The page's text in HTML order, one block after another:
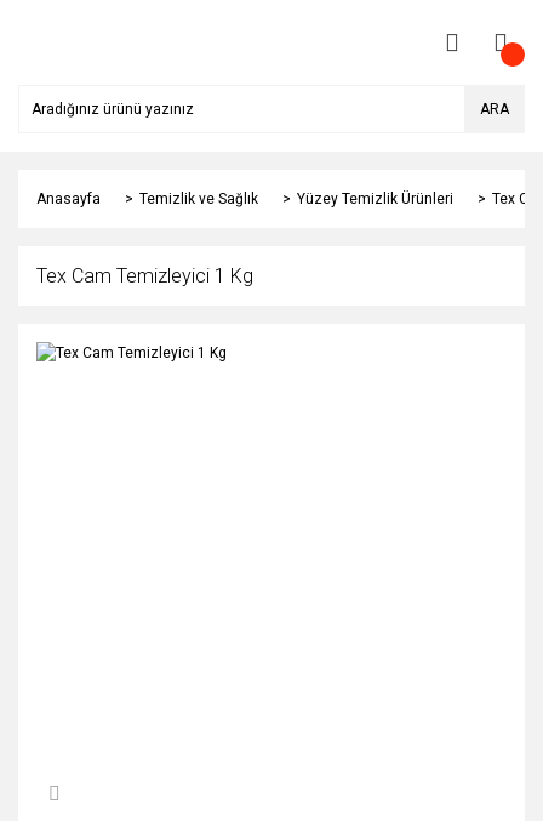
ARA
Anasayfa Temizlik ve Sağlık Yüzey Temizlik Ürünleri Tex
Tex Cam Temizleyici 1 Kg